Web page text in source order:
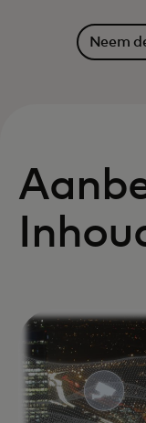
Neem